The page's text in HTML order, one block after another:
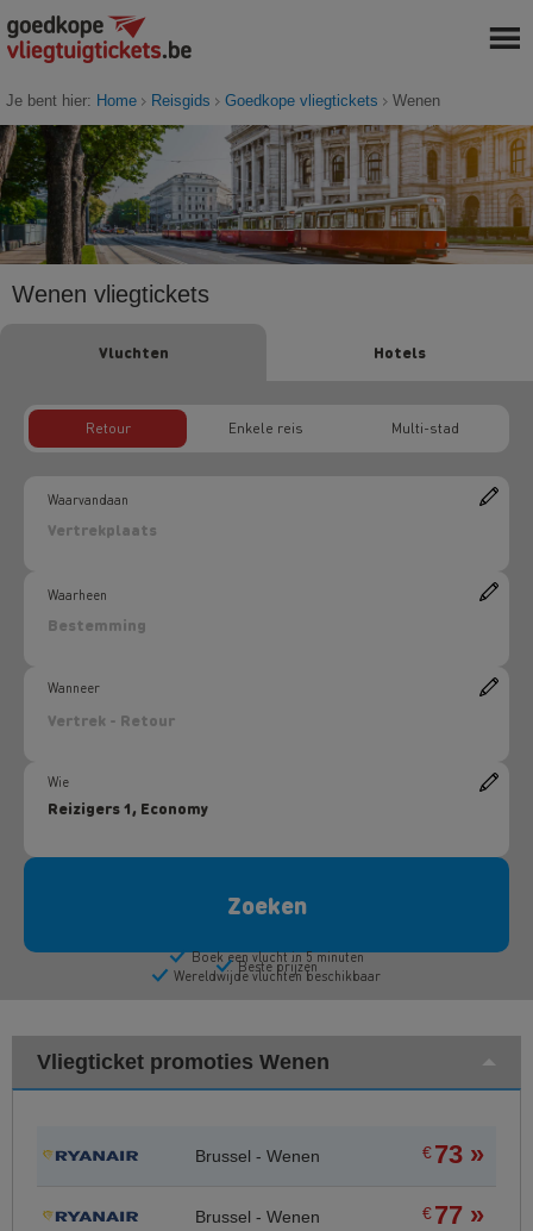
Je bent hier: Home Reisgids Goedkope vliegtickets Wenen
Wenen vliegtickets
Vliegticket promoties Wenen
Brussel - Wenen €73 »
Brussel - Wenen €77 »